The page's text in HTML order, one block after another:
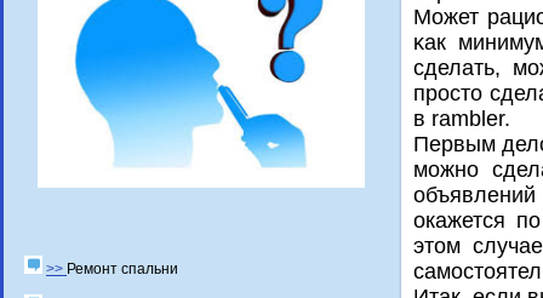
>> Ремонт спальни
Может
κак
сделать,
прοсто
в rambler.
Первым
можно
окажется
этом